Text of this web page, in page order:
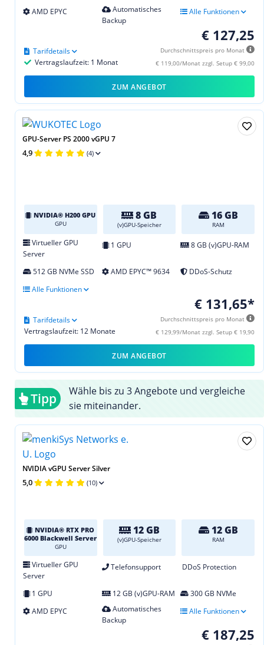
AMD EPYC
Automatisches
Backup
Alle Funktionen
€ 127,25
Durchschnittspreis pro Monat
€ 119,00/Monat zzgl. Setup € 99,00
Vertragslaufzeit: 1 Monat
Tarifdetails
ZUM ANGEBOT
GPU-Server PS 2000 vGPU 7
4,9 (4)
NVIDIA® H200 GPU
GPU
8 GB
(v)GPU-Speicher
16 GB
RAM
Virtueller GPU
Server
1 GPU 8 GB (v)GPU-RAM
512 GB NVMe SSD AMD EPYC™ 9634
DDoS-Schutz
Alle Funktionen
€ 131,65*
Durchschnittspreis pro Monat
€ 129,99/Monat zzgl. Setup € 19,90
Vertragslaufzeit: 12 Monate
Tarifdetails
ZUM ANGEBOT
Tipp
Wähle bis zu 3 Angebote und vergleiche
sie miteinander.
NVIDIA vGPU Server Silver
5,0 (10)
NVIDIA® RTX PRO
6000 Blackwell Server
GPU
12 GB
(v)GPU-Speicher
12 GB
RAM
Virtueller GPU
Server
Telefonsupport DDoS Protection
1 GPU 12 GB (v)GPU-RAM
300 GB NVMe
AMD EPYC
Automatisches
Backup
Alle Funktionen
€ 187,25